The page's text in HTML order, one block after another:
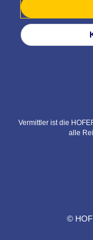
Vermittler ist die
alle
©